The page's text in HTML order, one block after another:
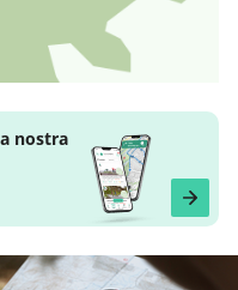
nostra